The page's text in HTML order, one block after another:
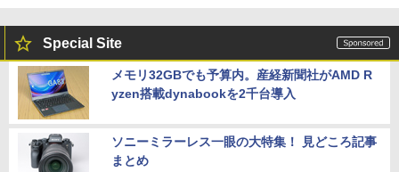
Special Site
メモリ32GBでも予算内。産経新聞社がAMD R
yzen搭載dynabookを2千台導入
ソニーミラーレス一眼の大特集！ 見どころ記事
まとめ